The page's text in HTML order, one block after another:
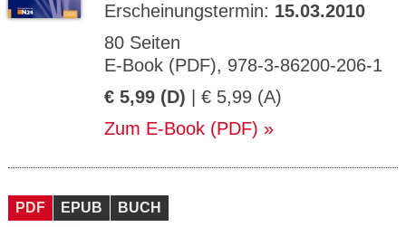
Erscheinungstermin: 15.03.2010
80 Seiten
E-Book (PDF), 978-3-86200-206-1
€ 5,99 (D) | € 5,99 (A)
Zum E-Book (PDF)
PDF EPUB BUCH